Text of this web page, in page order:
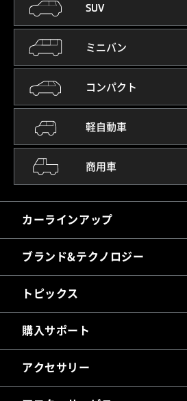
SUV
ミニバン
コンパクト
軽自動車
商用車
カーラインアップ
ブランド&テクノロジー
トピックス
購入サポート
アクセサリー